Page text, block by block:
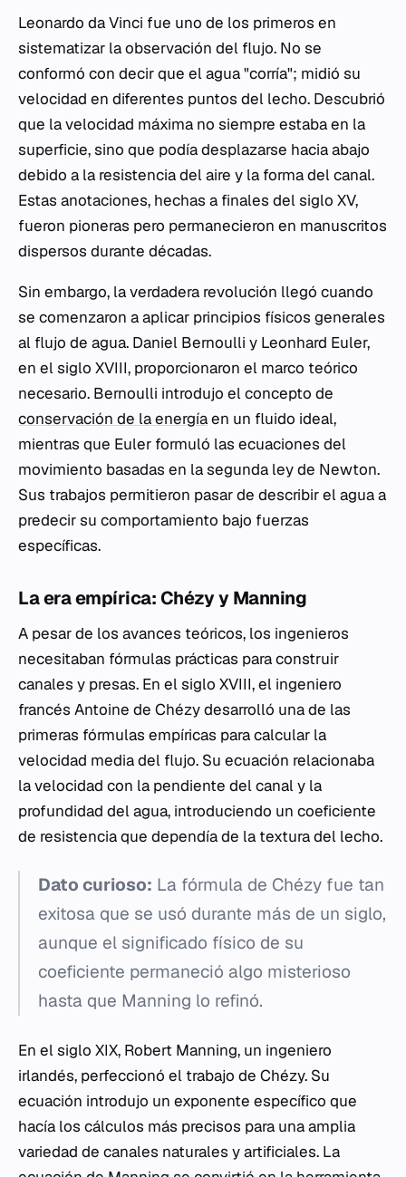
Leonardo da Vinci fue uno de los primeros en
sistematizar la observación del flujo. No se
conformó con decir que el agua "corría"; midió su
velocidad en diferentes puntos del lecho. Descubrió
que la velocidad máxima no siempre estaba en la
superficie, sino que podía desplazarse hacia abajo
debido a la resistencia del aire y la forma del canal.
Estas anotaciones, hechas a finales del siglo XV,
fueron pioneras pero permanecieron en manuscritos
dispersos durante décadas.
Sin embargo, la verdadera revolución llegó cuando
se comenzaron a aplicar principios físicos generales
al flujo de agua. Daniel Bernoulli y Leonhard Euler,
en el siglo XVIII, proporcionaron el marco teórico
necesario. Bernoulli introdujo el concepto de
conservación de la energíaen un fluido ideal,
mientras que Euler formuló las ecuaciones del
movimiento basadas en la segunda ley de Newton.
Sus trabajos permitieron pasar de describir el agua a
predecir su comportamiento bajo fuerzas
específicas.
La era empírica: Chézy y Manning
A pesar de los avances teóricos, los ingenieros
necesitaban fórmulas prácticas para construir
canales y presas. En el siglo XVIII, el ingeniero
francés Antoine de Chézy desarrolló una de las
primeras fórmulas empíricas para calcular la
velocidad media del flujo. Su ecuación relacionaba
la velocidad con la pendiente del canal y la
profundidad del agua, introduciendo un coeficiente
de resistencia que dependía de la textura del lecho.
Dato curioso: La fórmula de Chézy fue tan
exitosa que se usó durante más de un siglo,
aunque el significado físico de su
coeficiente permaneció algo misterioso
hasta que Manning lo refinó.
En el siglo XIX, Robert Manning, un ingeniero
irlandés, perfeccionó el trabajo de Chézy. Su
ecuación introdujo un exponente específico que
hacía los cálculos más precisos para una amplia
variedad de canales naturales y artificiales. La